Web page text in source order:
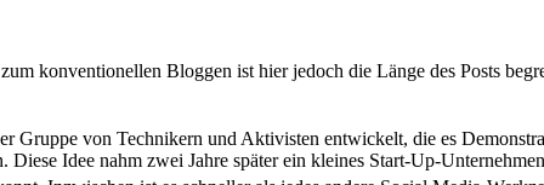
konventionellen Bloggen ist hier jedoch die Länge des Posts
von Technikern und Aktivisten entwickelt, die es
Idee nahm zwei Jahre später ein kleines Start-Up-